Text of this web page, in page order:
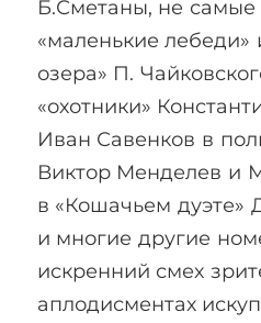
Б.Сметаны, не
«маленькие лебеди»
озера» П.
«охотники»
Иван Савенков в
Виктор Менделев и
в «Кошачьем дуэте»
и многие другие
искренний смех
аплодисментах